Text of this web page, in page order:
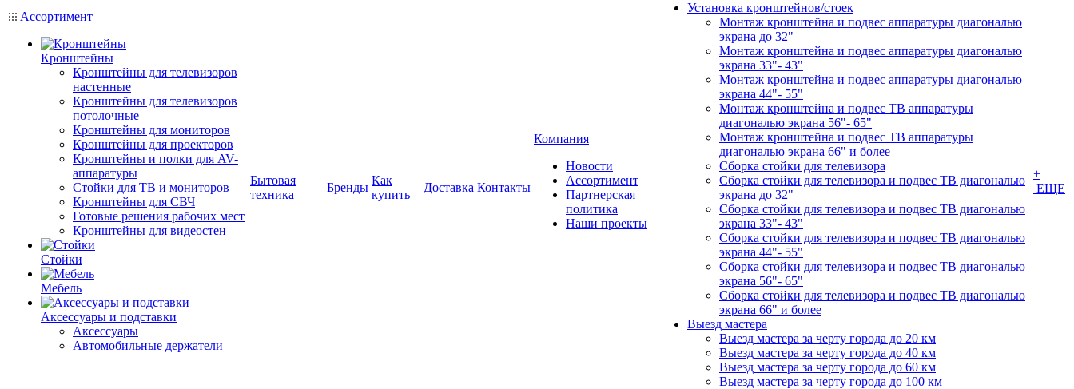
Ассортимент
Кронштейны
Кронштейны для телевизоров
настенные
Кронштейны для телевизоров
потолочные
Кронштейны для мониторов
Кронштейны для проекторов
Кронштейны и полки для AV-
аппаратуры
Стойки для ТВ и мониторов
Кронштейны для СВЧ
Готовые решения рабочих мест
Кронштейны для видеостен
Стойки
Мебель
Аксессуары и подставки
Аксессуары
Автомобильные держатели
Бытовая
техника
Бренды
Как
купить
Доставка Контакты
Компания
Новости
Ассортимент
Партнерская
политика
Наши проекты
Установка кронштейнов/стоек
Монтаж кронштейна и подвес аппаратуры диагональю
экрана до 32"
Монтаж кронштейна и подвес аппаратуры диагональю
экрана 33"- 43"
Монтаж кронштейна и подвес аппаратуры диагональю
экрана 44"- 55"
Монтаж кронштейна и подвес ТВ аппаратуры
диагональю экрана 56"- 65"
Монтаж кронштейна и подвес ТВ аппаратуры
диагональю экрана 66" и более
Сборка стойки для телевизора
Сборка стойки для телевизора и подвес ТВ диагональю
экрана до 32"
Сборка стойки для телевизора и подвес ТВ диагональю
экрана 33"- 43"
Сборка стойки для телевизора и подвес ТВ диагональю
экрана 44"- 55"
Сборка стойки для телевизора и подвес ТВ диагональю
экрана 56"- 65"
Сборка стойки для телевизора и подвес ТВ диагональю
экрана 66" и более
Выезд мастера
Выезд мастера за черту города до 20 км
Выезд мастера за черту города до 40 км
Выезд мастера за черту города до 60 км
Выезд мастера за черту города до 100 км
+
ЕЩЕ